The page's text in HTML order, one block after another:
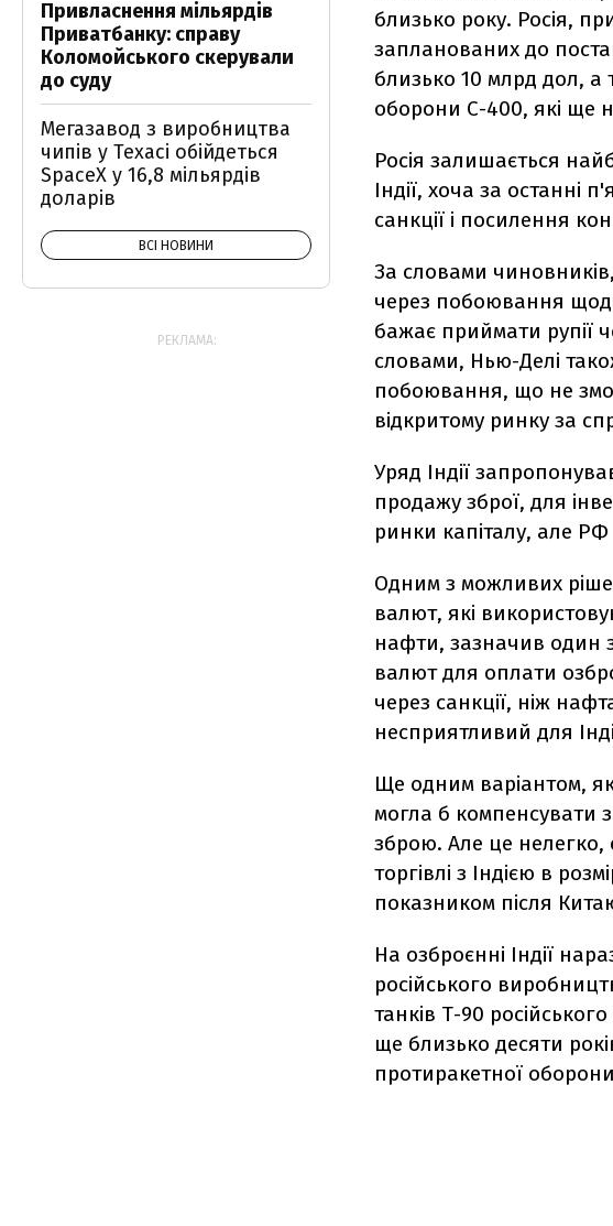
близько року. Росія,
запланованих до
близько 10 млрд дол, а
оборони С-400, які ще
Росія залишається
Індії, хоча за останні
санкції і посилення
За словами
через побоювання
бажає приймати рупії
словами, Нью-Делі
побоювання, що не
відкритому ринку за
Уряд Індії
продажу зброї, для
ринки капіталу, але
Одним з можливих
валют, які
нафти, зазначив один
валют для оплати
через санкції, ніж
несприятливий для
Ще одним варіантом,
могла б компенсувати
зброю. Але це нелегко,
торгівлі з Індією в
показником після
На озброєнні Індії
російського
танків Т-90
ще близько десяти
протиракетної
Привласнення мільярдів
Приватбанку: справу
Коломойського скерували
до суду
Мегазавод з виробництва
чипів у Техасі обійдеться
SpaceX у 16,8 мільярдів
доларів
ВСІ НОВИНИ
РЕКЛАМА: